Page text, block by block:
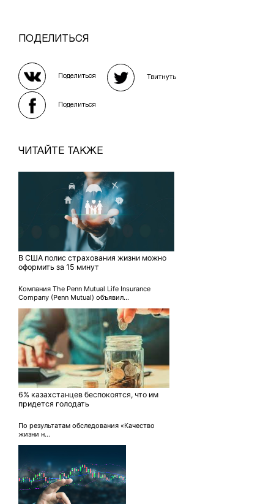
ПОДЕЛИТЬСЯ
Поделиться Твитнуть
Поделиться
ЧИТАЙТЕ ТАКЖЕ
В США полис страхования жизни можно
оформить за 15 минут
Компания The Penn Mutual Life Insurance
Company (Penn Mutual) объявил...
6% казахстанцев беспокоятся, что им
придется голодать
По результатам обследования «Качество
жизни н...